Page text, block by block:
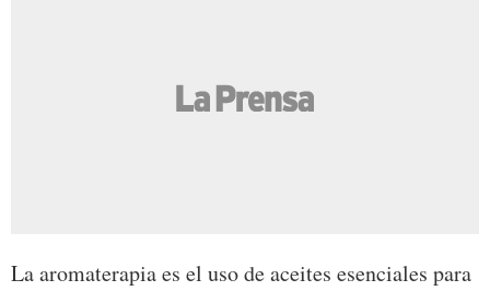
La aromaterapia es el uso de aceites esenciales para